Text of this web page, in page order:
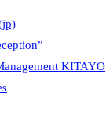
KITAYO